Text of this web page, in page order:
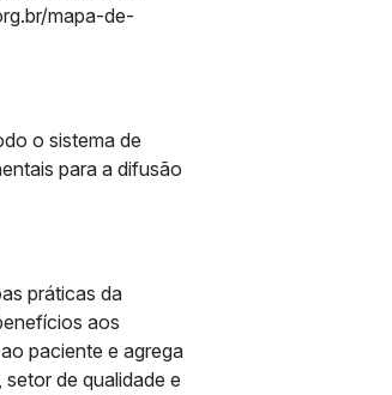
mapa-de-
o sistema de
para a difusão
práticas da
aos
paciente e agrega
de qualidade e